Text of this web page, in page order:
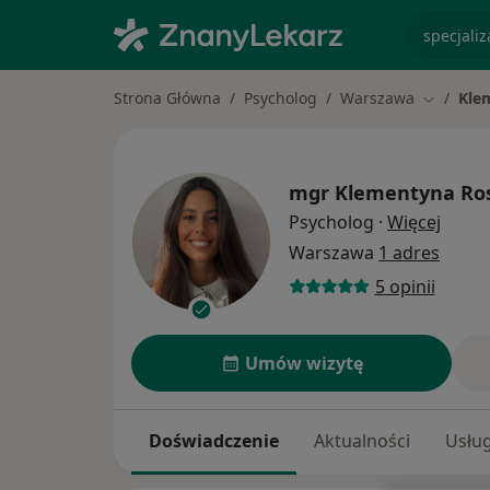
Strona Główna Psycholog Warszawa Zmień
mgr Klementyna
Psycholog · Więcej
Warszawa 1 adres
5 opinii
Umów wizytę
Doświadczenie Aktualności